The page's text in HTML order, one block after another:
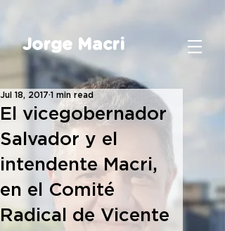
Jorge Macri
El vicegobernador
Salvador y el
intendente Macri,
en el Comité
Radical de Vicente
Jul 18, 2017 1 min read